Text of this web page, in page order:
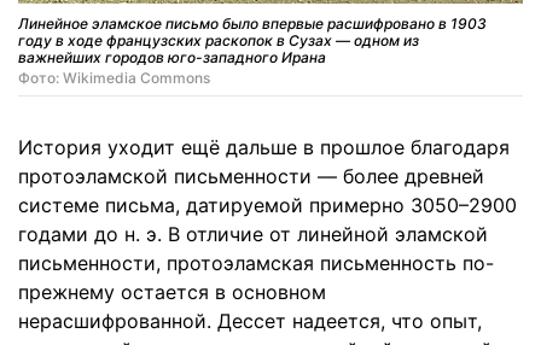
Линейное эламское письмо было впервые расшифровано в 1903
году в ходе французских раскопок в Сузах — одном из
важнейших городов юго-западного Ирана
Фото: Wikimedia Commons
История уходит ещё дальше в прошлое благодаря
протоэламской письменности — более древней
системе письма, датируемой примерно 3050–2900
годами до н. э. В отличие от линейной эламской
письменности, протоэламская письменность по-
прежнему остается в основном
нерасшифрованной. Дессет надеется, что опыт,